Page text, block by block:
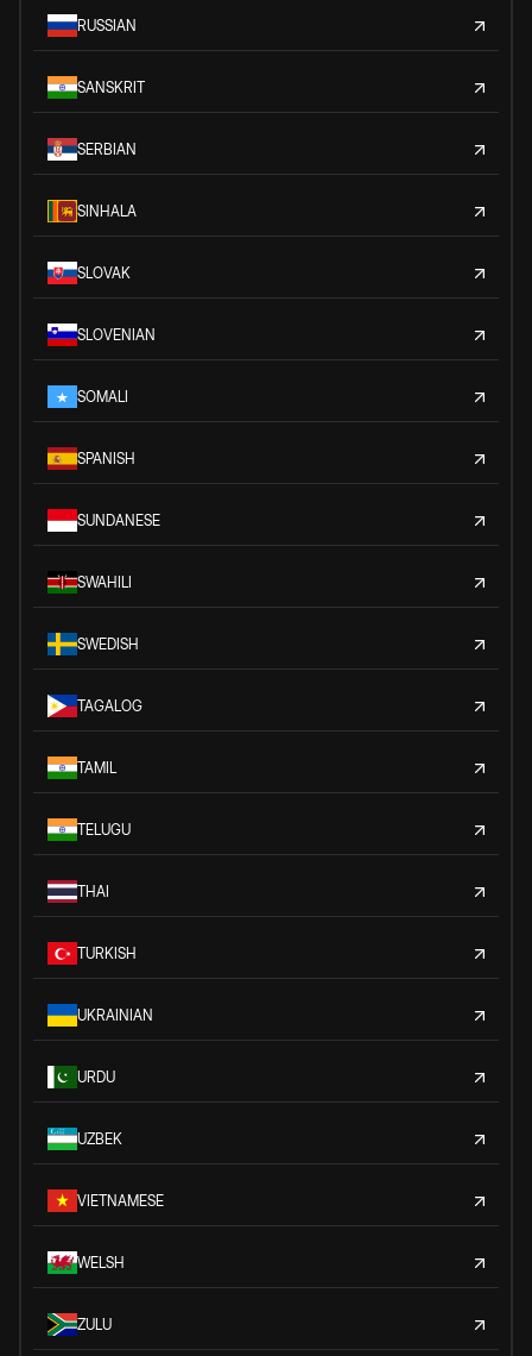
RUSSIAN
SANSKRIT
SERBIAN
SINHALA
SLOVAK
SLOVENIAN
SOMALI
SPANISH
SUNDANESE
SWAHILI
SWEDISH
TAGALOG
TAMIL
TELUGU
THAI
TURKISH
UKRAINIAN
URDU
UZBEK
VIETNAMESE
WELSH
ZULU